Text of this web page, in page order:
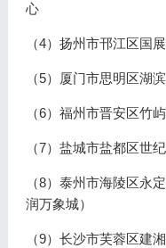
心
（4）扬州市邗江区国
（5）厦门市思明区湖
（6）福州市晋安区竹
（7）盐城市盐都区世
（8）泰州市海陵区永
润万象城）
（9）长沙市芙蓉区建